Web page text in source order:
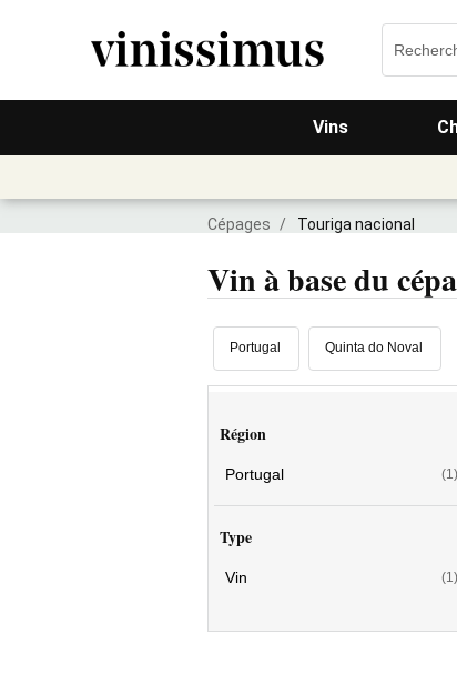
Vins
Cépages / Touriga nacional
Vin à base du
Portugal Quinta do Noval
Région
Portugal (1)
Type
Vin (1)